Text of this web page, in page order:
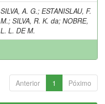
SILVA, A. G.; ESTANISLAU, F.
M.; SILVA, R. K. da; NOBRE,
L. L. DE M.
Anterior 1 Póximo